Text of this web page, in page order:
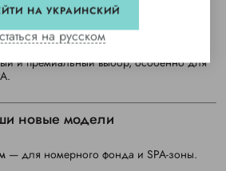
отелей и SPA.
спокойный и очень практичный.
и премиальный выбор, особенно для
новые модели
— для номерного фонда и SPA-зоны.
НА УКРАИНСКИЙ
на русском